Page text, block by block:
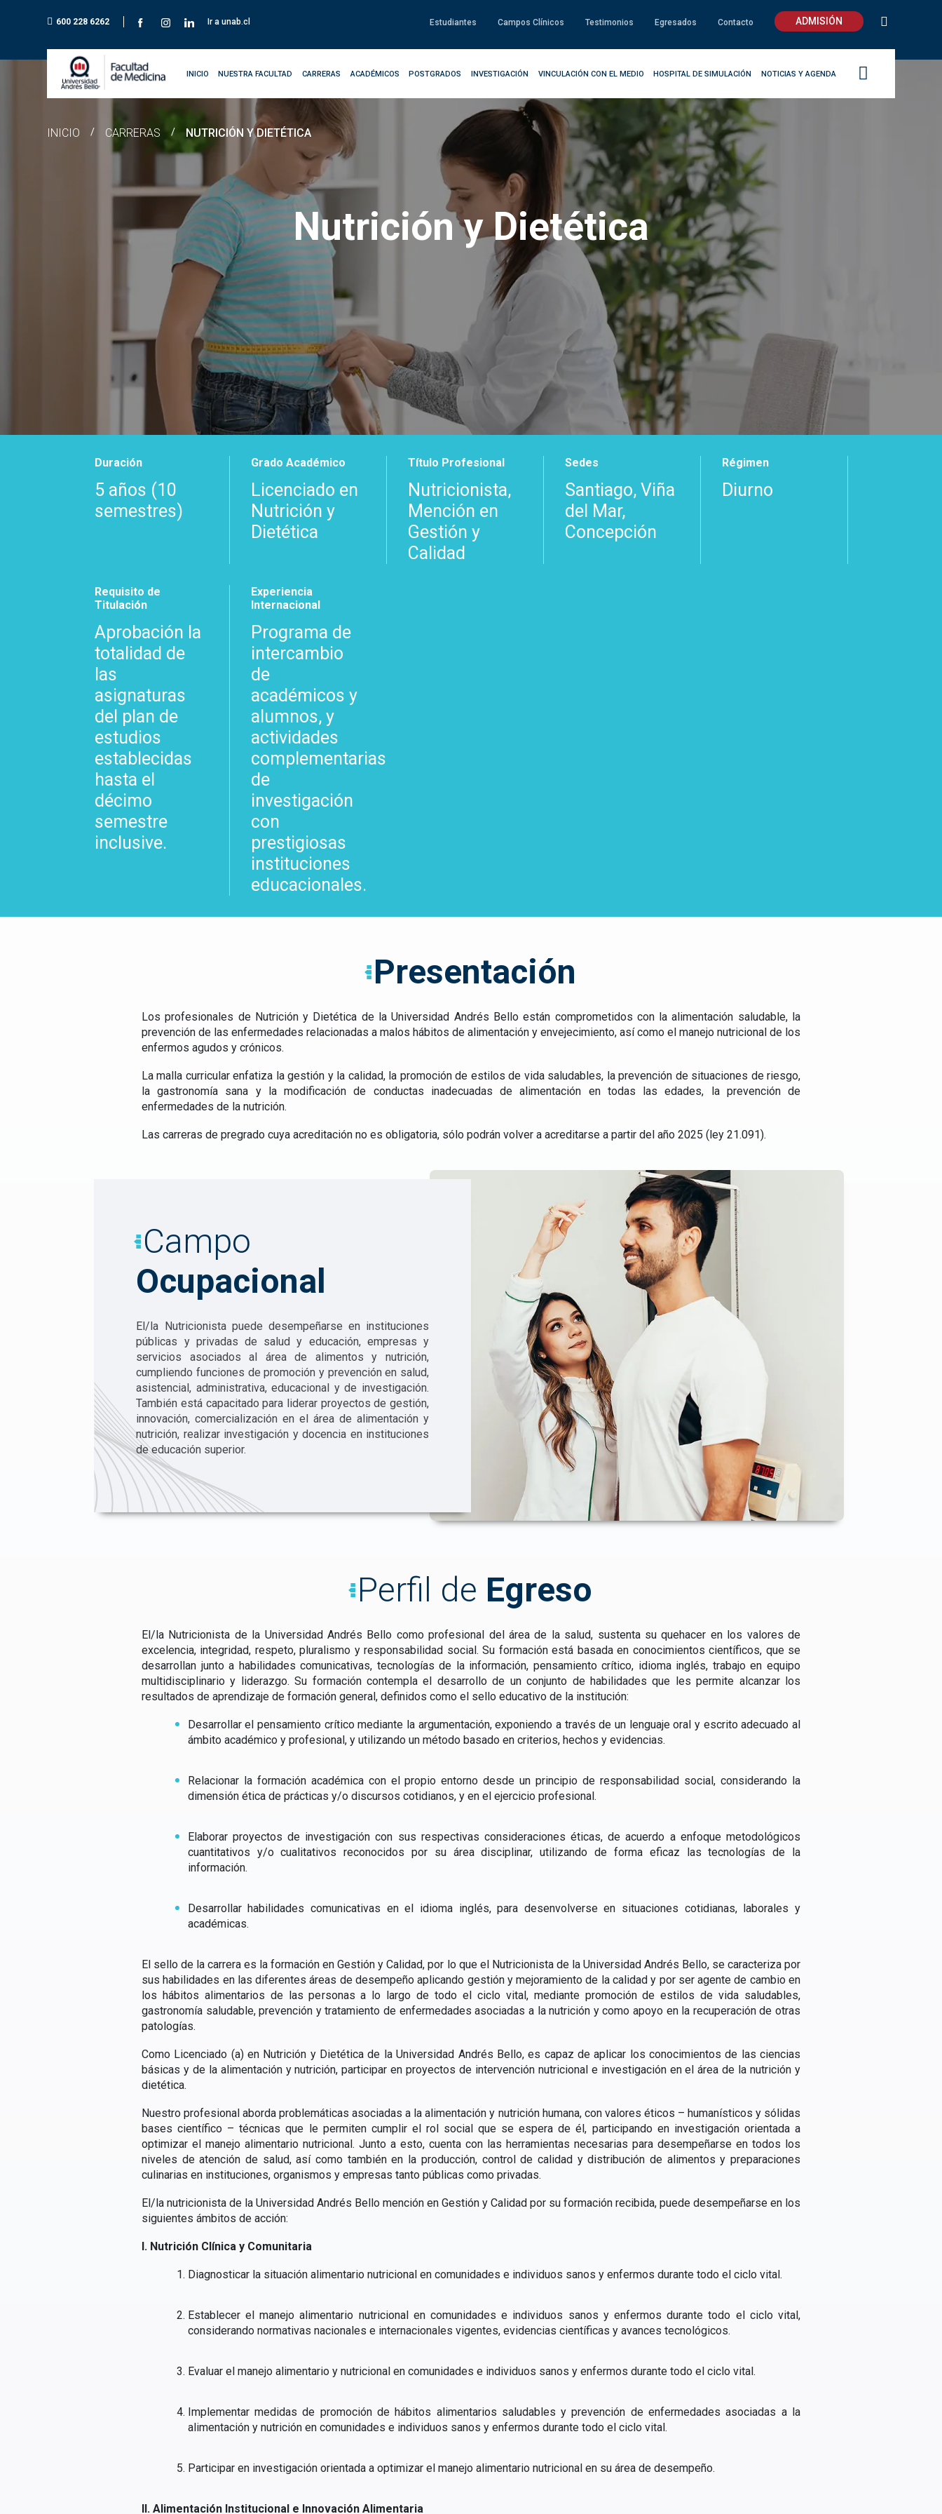
600 228 6262 Ir a unab.cl Estudiantes Campos Clínicos Testimonios Egresados Contacto ADMISIÓN
INICIO NUESTRA FACULTAD CARRERAS ACADÉMICOS POSTGRADOS INVESTIGACIÓN VINCULACIÓN CON EL MEDIO HOSPITAL DE SIMULACIÓN NOTICIAS Y AGENDA
INICIO / CARRERAS / NUTRICIÓN Y DIETÉTICA
Nutrición y Dietética
Duración
5 años (10
semestres)
Grado Académico
Licenciado en
Nutrición y
Dietética
Título Profesional
Nutricionista,
Mención en
Gestión y
Calidad
Sedes
Santiago, Viña
del Mar,
Concepción
Régimen
Diurno
Requisito de
Titulación
Aprobación la
totalidad de
las
asignaturas
del plan de
estudios
establecidas
hasta el
décimo
semestre
inclusive.
Experiencia
Internacional
Programa de
intercambio
de
académicos y
alumnos, y
actividades
complementarias
de
investigación
con
prestigiosas
instituciones
educacionales.
Presentación
Los profesionales de Nutrición y Dietética de la Universidad Andrés Bello están comprometidos con la alimentación saludable, la
prevención de las enfermedades relacionadas a malos hábitos de alimentación y envejecimiento, así como el manejo nutricional de los
enfermos agudos y crónicos.
La malla curricular enfatiza la gestión y la calidad, la promoción de estilos de vida saludables, la prevención de situaciones de riesgo,
la gastronomía sana y la modificación de conductas inadecuadas de alimentación en todas las edades, la prevención de
enfermedades de la nutrición.
Las carreras de pregrado cuya acreditación no es obligatoria, sólo podrán volver a acreditarse a partir del año 2025 (ley 21.091).
Campo
Ocupacional
El/la Nutricionista puede desempeñarse en instituciones
públicas y privadas de salud y educación, empresas y
servicios asociados al área de alimentos y nutrición,
cumpliendo funciones de promoción y prevención en salud,
asistencial, administrativa, educacional y de investigación.
También está capacitado para liderar proyectos de gestión,
innovación, comercialización en el área de alimentación y
nutrición, realizar investigación y docencia en instituciones
de educación superior.
Perfil de Egreso
El/la Nutricionista de la Universidad Andrés Bello como profesional del área de la salud, sustenta su quehacer en los valores de
excelencia, integridad, respeto, pluralismo y responsabilidad social. Su formación está basada en conocimientos científicos, que se
desarrollan junto a habilidades comunicativas, tecnologías de la información, pensamiento crítico, idioma inglés, trabajo en equipo
multidisciplinario y liderazgo. Su formación contempla el desarrollo de un conjunto de habilidades que les permite alcanzar los
resultados de aprendizaje de formación general, definidos como el sello educativo de la institución:
Desarrollar el pensamiento crítico mediante la argumentación, exponiendo a través de un lenguaje oral y escrito adecuado al
ámbito académico y profesional, y utilizando un método basado en criterios, hechos y evidencias.
Relacionar la formación académica con el propio entorno desde un principio de responsabilidad social, considerando la
dimensión ética de prácticas y/o discursos cotidianos, y en el ejercicio profesional.
Elaborar proyectos de investigación con sus respectivas consideraciones éticas, de acuerdo a enfoque metodológicos
cuantitativos y/o cualitativos reconocidos por su área disciplinar, utilizando de forma eficaz las tecnologías de la
información.
Desarrollar habilidades comunicativas en el idioma inglés, para desenvolverse en situaciones cotidianas, laborales y
académicas.
El sello de la carrera es la formación en Gestión y Calidad, por lo que el Nutricionista de la Universidad Andrés Bello, se caracteriza por
sus habilidades en las diferentes áreas de desempeño aplicando gestión y mejoramiento de la calidad y por ser agente de cambio en
los hábitos alimentarios de las personas a lo largo de todo el ciclo vital, mediante promoción de estilos de vida saludables,
gastronomía saludable, prevención y tratamiento de enfermedades asociadas a la nutrición y como apoyo en la recuperación de otras
patologías.
Como Licenciado (a) en Nutrición y Dietética de la Universidad Andrés Bello, es capaz de aplicar los conocimientos de las ciencias
básicas y de la alimentación y nutrición, participar en proyectos de intervención nutricional e investigación en el área de la nutrición y
dietética.
Nuestro profesional aborda problemáticas asociadas a la alimentación y nutrición humana, con valores éticos – humanísticos y sólidas
bases científico – técnicas que le permiten cumplir el rol social que se espera de él, participando en investigación orientada a
optimizar el manejo alimentario nutricional. Junto a esto, cuenta con las herramientas necesarias para desempeñarse en todos los
niveles de atención de salud, así como también en la producción, control de calidad y distribución de alimentos y preparaciones
culinarias en instituciones, organismos y empresas tanto públicas como privadas.
El/la nutricionista de la Universidad Andrés Bello mención en Gestión y Calidad por su formación recibida, puede desempeñarse en los
siguientes ámbitos de acción:
I. Nutrición Clínica y Comunitaria
Diagnosticar la situación alimentario nutricional en comunidades e individuos sanos y enfermos durante todo el ciclo vital.
Establecer el manejo alimentario nutricional en comunidades e individuos sanos y enfermos durante todo el ciclo vital,
considerando normativas nacionales e internacionales vigentes, evidencias científicas y avances tecnológicos.
Evaluar el manejo alimentario y nutricional en comunidades e individuos sanos y enfermos durante todo el ciclo vital.
Implementar medidas de promoción de hábitos alimentarios saludables y prevención de enfermedades asociadas a la
alimentación y nutrición en comunidades e individuos sanos y enfermos durante todo el ciclo vital.
Participar en investigación orientada a optimizar el manejo alimentario nutricional en su área de desempeño.
II. Alimentación Institucional e Innovación Alimentaria